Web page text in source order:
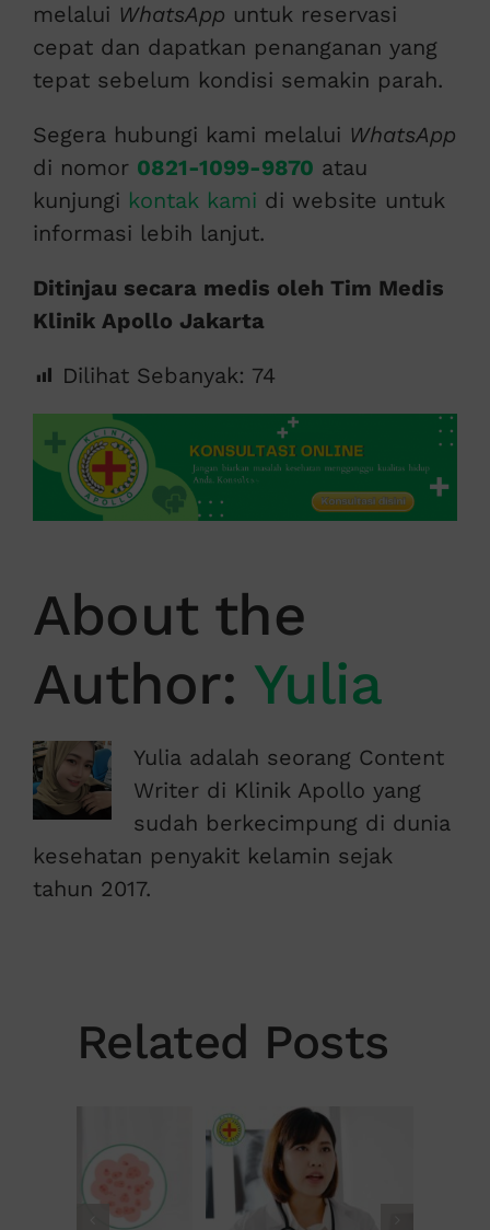
melalui WhatsApp untuk reservasi
cepat dan dapatkan penanganan yang
tepat sebelum kondisi semakin parah.
Segera hubungi kami melalui WhatsApp
di nomor 0821-1099-9870 atau
kunjungi kontak kami di website untuk
informasi lebih lanjut.
Ditinjau secara medis oleh Tim Medis
Klinik Apollo Jakarta
Dilihat Sebanyak: 74
About the
Author: Yulia
Yulia adalah seorang Content
Writer di Klinik Apollo yang
sudah berkecimpung di dunia
kesehatan penyakit kelamin sejak
tahun 2017.
Related Posts